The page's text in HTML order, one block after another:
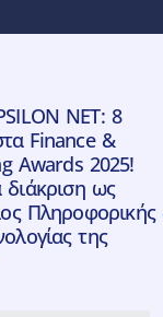
NET: 8
Finance &
Awards 2025!
ως
Πληροφορικής
της